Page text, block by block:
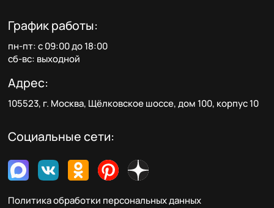
График работы:
пн-пт: с 09:00 до 18:00
сб-вс: выходной
Адрес:
105523, г. Москва, Щёлковское шоссе, дом 100, корпус 10
Социальные сети:
Политика обработки персональных данных